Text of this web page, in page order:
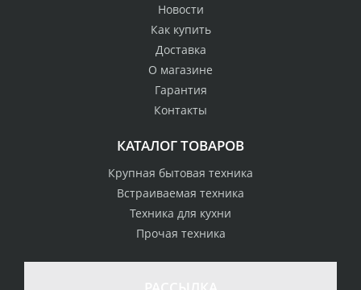
Новости
Как купить
Доставка
О магазине
Гарантия
Контакты
КАТАЛОГ ТОВАРОВ
Крупная бытовая техника
Встраиваемая техника
Техника для кухни
Прочая техника